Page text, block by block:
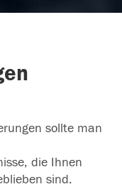
sollte man
die Ihnen
sind.